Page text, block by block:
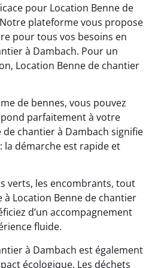
pour Location Benne de
plateforme vous propose
pour tous vos besoins en
à Dambach. Pour un
Location Benne de chantier
de bennes, vous pouvez
parfaitement à votre
chantier à Dambach signifie
la démarche est rapide et
verts, les encombrants, tout
à Location Benne de chantier
d’un accompagnement
fluide.
à Dambach est également
écologique. Les déchets